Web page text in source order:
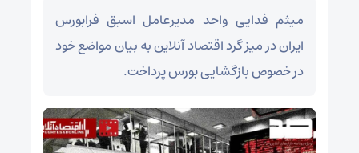
میثم فدایی واحد مدیرعامل اسبق فرابورس
ایران در میز گرد اقتصاد آنلاین به بیان مواضع خود
در خصوص بازگشایی بورس پرداخت.